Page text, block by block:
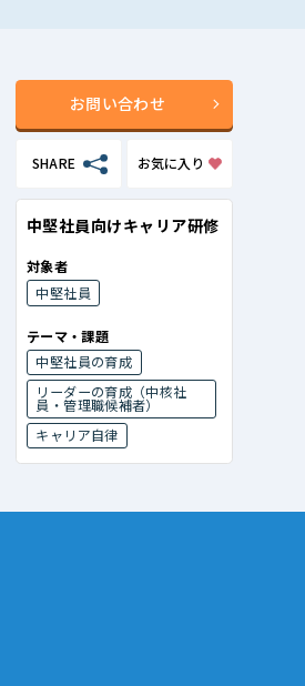
お問い合わせ
SHARE お気に入り
中堅社員向けキャリア研修
対象者
中堅社員
テーマ・課題
中堅社員の育成
リーダーの育成（中核社
員・管理職候補者）
キャリア自律